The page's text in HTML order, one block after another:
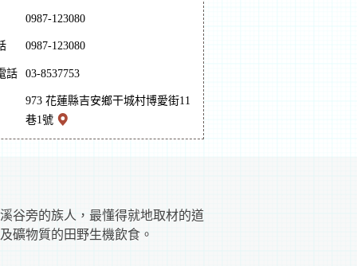
0987-123080
0987-123080
話 03-8537753
973 花蓮縣吉安鄉干城村博愛街11
巷1號
谷旁的族人，最懂得就地取材的道
礦物質的田野生機飲食。